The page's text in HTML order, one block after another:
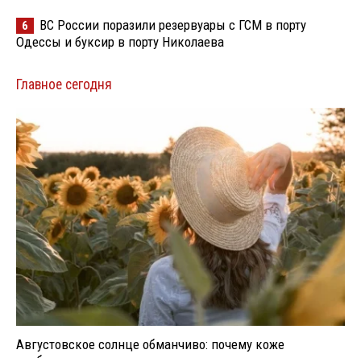
6
ВС России поразили резервуары с ГСМ в порту
Одессы и буксир в порту Николаева
Главное сегодня
Августовское солнце обманчиво: почему коже